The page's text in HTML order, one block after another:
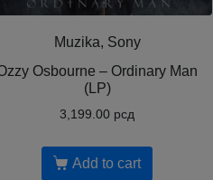
Muzika, Sony
Osbourne ‎– Ordinary Man
(LP)
3,199.00 рсд
Add to cart